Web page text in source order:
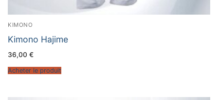
KIMONO
Kimono Hajime
36,00 €
Acheter le produit